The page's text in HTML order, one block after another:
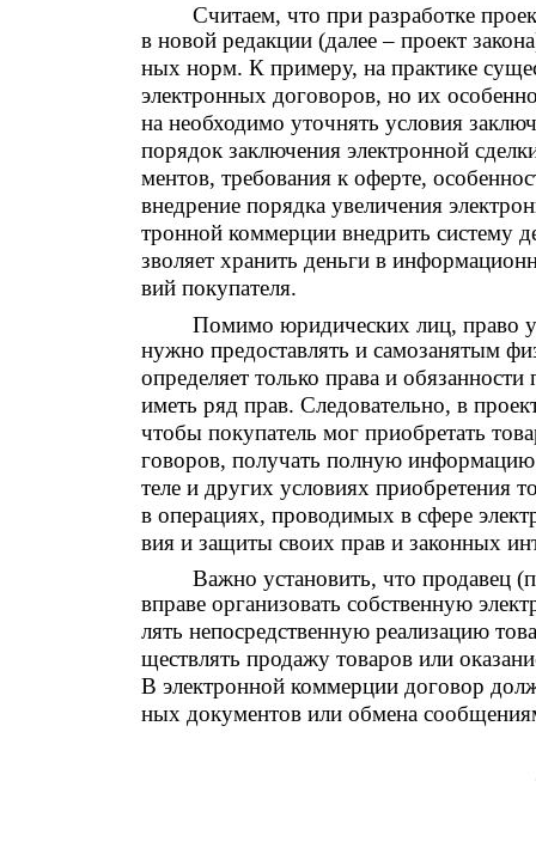
Считаем, что при разработке
в новой редакции (далее – проект
ных норм. К примеру, на практике
электронных договоров, но их
на необходимо уточнять условия
порядок заключения электронной
ментов, требования к оферте,
внедрение порядка увеличения
тронной коммерции внедрить систему
зволяет хранить деньги в
вий покупателя.
Помимо юридических лиц, право
нужно предоставлять и самозанятым
определяет только права и
иметь ряд прав. Следовательно, в
чтобы покупатель мог приобретать
говоров, получать полную информацию
теле и других условиях приобретения
в операциях, проводимых в сфере
вия и защиты своих прав и законных
Важно установить, что продавец
вправе организовать собственную
лять непосредственную реализацию
ществлять продажу товаров или
В электронной коммерции договор
ных документов или обмена